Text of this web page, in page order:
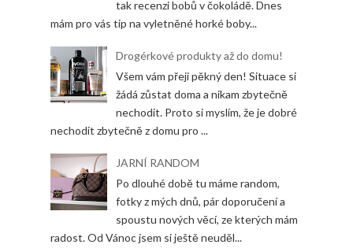
tak recenzi bobů v čokoládě. Dnes
mám pro vás tip na vyletněné horké boby...
Drogérkové produkty až do domu!
Všem vám přeji pěkný den! Situace si
žádá zůstat doma a nikam zbytečně
nechodit. Proto si myslím, že je dobré
nechodit zbytečně z domu pro ...
JARNÍ RANDOM
Po dlouhé době tu máme random,
fotky z mých dnů, pár doporučení a
spoustu nových věcí, ze kterých mám
radost. Od Vánoc jsem si ještě neuděl...